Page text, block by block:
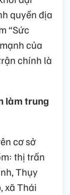
quyền địa
“Sức
của
chính là
làm trung
cơ sở
thị trấn
Thụy
xã Thái